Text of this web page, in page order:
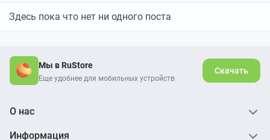
Здесь пока что нет ни одного поста
Мы в RuStore
Еще удобнее для мобильных устройств
Скачать
О нас
Информация